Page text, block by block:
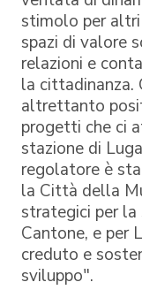
stimolo per
spazi di valore
relazioni e
la
altrettanto
progetti che ci
stazione di
regolatore è
la Città della
strategici per
Cantone, e per
creduto e
sviluppo".